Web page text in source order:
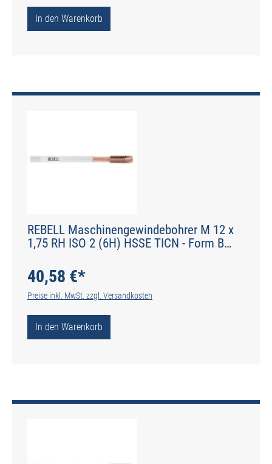
In den Warenkorb
REBELL Maschinengewindebohrer M 12 x
1,75 RH ISO 2 (6H) HSSE TICN - Form B
40,58 €*
Preise inkl. MwSt. zzgl. Versandkosten
In den Warenkorb